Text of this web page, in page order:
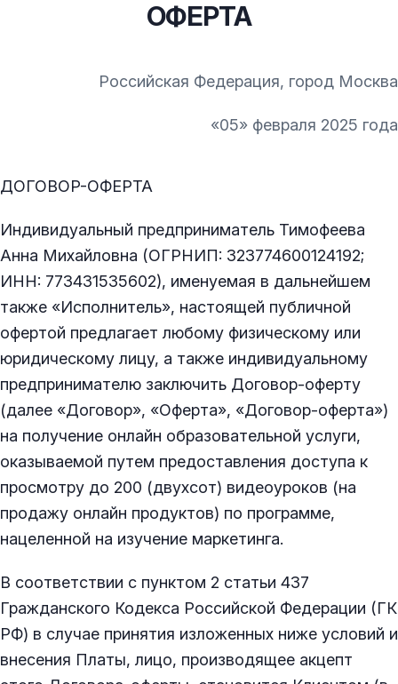
ОФЕРТА
Российская Федерация, город Москва
«05» февраля 2025 года
ДОГОВОР-ОФЕРТА
Индивидуальный предприниматель Тимофеева
Анна Михайловна (ОГРНИП: 323774600124192;
ИНН: 773431535602), именуемая в дальнейшем
также «Исполнитель», настоящей публичной
офертой предлагает любому физическому или
юридическому лицу, а также индивидуальному
предпринимателю заключить Договор-оферту
(далее «Договор», «Оферта», «Договор-оферта»)
на получение онлайн образовательной услуги,
оказываемой путем предоставления доступа к
просмотру до 200 (двухсот) видеоуроков (на
продажу онлайн продуктов) по программе,
нацеленной на изучение маркетинга.
В соответствии с пунктом 2 статьи 437
Гражданского Кодекса Российской Федерации (ГК
РФ) в случае принятия изложенных ниже условий и
внесения Платы, лицо, производящее акцепт